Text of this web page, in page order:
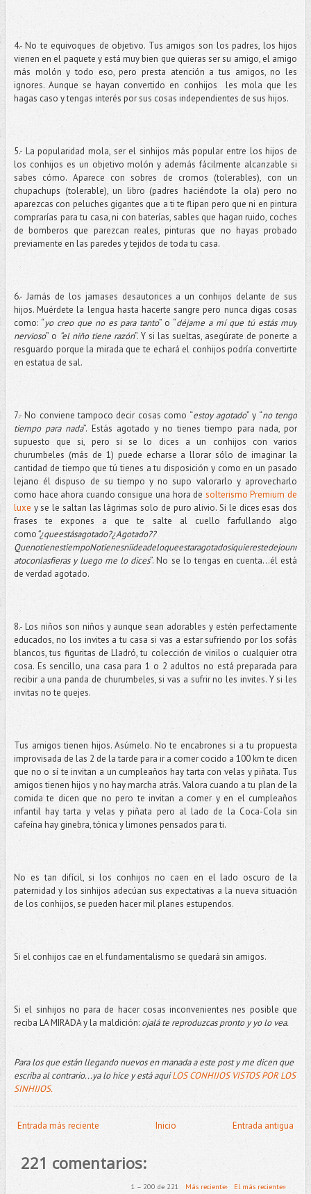
4.- No te equivoques de objetivo. Tus amigos son los padres, los hijos
vienen en el paquete y está muy bien que quieras ser su amigo, el amigo
más molón y todo eso, pero presta atención a tus amigos, no les
ignores. Aunque se hayan convertido en conhijos les mola que les
hagas caso y tengas interés por sus cosas independientes de sus hijos.
5.- La popularidad mola, ser el sinhijos más popular entre los hijos de
los conhijos es un objetivo molón y además fácilmente alcanzable si
sabes cómo. Aparece con sobres de cromos (tolerables), con un
chupachups (tolerable), un libro (padres haciéndote la ola) pero no
aparezcas con peluches gigantes que a ti te flipan pero que ni en pintura
comprarías para tu casa, ni con baterías, sables que hagan ruido, coches
de bomberos que parezcan reales, pinturas que no hayas probado
previamente en las paredes y tejidos de toda tu casa.
6.- Jamás de los jamases desautorices a un conhijos delante de sus
hijos. Muérdete la lengua hasta hacerte sangre pero nunca digas cosas
como: “yo creo que no es para tanto” o “déjame a mí que tú estás muy
nervioso” o “el niño tiene razón”. Y si las sueltas, asegúrate de ponerte a
resguardo porque la mirada que te echará el conhijos podría convertirte
en estatua de sal.
7.- No conviene tampoco decir cosas como “estoy agotado” y “no tengo
tiempo para nada”. Estás agotado y no tienes tiempo para nada, por
supuesto que si, pero si se lo dices a un conhijos con varios
churumbeles (más de 1) puede echarse a llorar sólo de imaginar la
cantidad de tiempo que tú tienes a tu disposición y como en un pasado
lejano él dispuso de su tiempo y no supo valorarlo y aprovecharlo
como hace ahora cuando consigue una hora de solterismo Premium de
luxe y se le saltan las lágrimas solo de puro alivio. Si le dices esas dos
frases te expones a que te salte al cuello farfullando algo
como“¿queestásagotado?¿Agotado??
QuenotienestiempoNotienesniideadeloqueestaragotadosiquierestedejounr
atoconlasfieras y luego me lo dices”. No se lo tengas en cuenta…él está
de verdad agotado.
8.- Los niños son niños y aunque sean adorables y estén perfectamente
educados, no los invites a tu casa si vas a estar sufriendo por los sofás
blancos, tus figuritas de Lladró, tu colección de vinilos o cualquier otra
cosa. Es sencillo, una casa para 1 o 2 adultos no está preparada para
recibir a una panda de churumbeles, si vas a sufrir no les invites. Y si les
invitas no te quejes.
Tus amigos tienen hijos. Asúmelo. No te encabrones si a tu propuesta
improvisada de las 2 de la tarde para ir a comer cocido a 100 km te dicen
que no o sí te invitan a un cumpleaños hay tarta con velas y piñata. Tus
amigos tienen hijos y no hay marcha atrás. Valora cuando a tu plan de la
comida te dicen que no pero te invitan a comer y en el cumpleaños
infantil hay tarta y velas y piñata pero al lado de la Coca-Cola sin
cafeína hay ginebra, tónica y limones pensados para ti.
No es tan difícil, si los conhijos no caen en el lado oscuro de la
paternidad y los sinhijos adecúan sus expectativas a la nueva situación
de los conhijos, se pueden hacer mil planes estupendos.
Si el conhijos cae en el fundamentalismo se quedará sin amigos.
Si el sinhijos no para de hacer cosas inconvenientes nes posible que
reciba LA MIRADA y la maldición: ojalá te reproduzcas pronto y yo lo vea.
Para los que están llegando nuevos en manada a este post y me dicen que
escriba al contrario...ya lo hice y está aquiLOS CONHIJOS VISTOS POR LOS
SINHIJOS.
Entrada más reciente Entrada antigua
Inicio
221 comentarios:
1 – 200 de 221 Más reciente› El más reciente»